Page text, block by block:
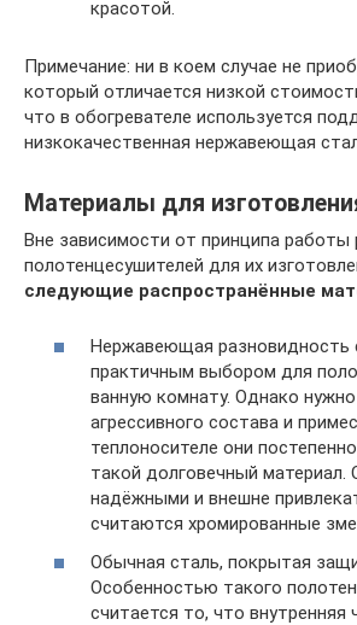
красотой.
Примечание: ни в коем случае не
который отличается низкой
что в обогревателе используется
низкокачественная нержавеющая
Материалы для
Вне зависимости от принципа работы
полотенцесушителей для их
следующие распространённые
Нержавеющая разновидность
практичным выбором для
ванную комнату. Однако
агрессивного состава и
теплоносителе они
такой долговечный материал.
надёжными и внешне
считаются хромированные
Обычная сталь, покрытая
Особенностью такого
считается то, что внутренняя